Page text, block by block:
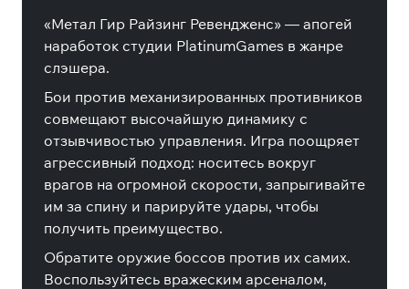
«Метал Гир Райзинг Ревендженс» — апогей
наработок студии PlatinumGames в жанре
слэшера.
Бои против механизированных противников
совмещают высочайшую динамику с
отзывчивостью управления. Игра поощряет
агрессивный подход: носитесь вокруг
врагов на огромной скорости, запрыгивайте
им за спину и парируйте удары, чтобы
получить преимущество.
Обратите оружие боссов против их самих.
Воспользуйтесь вражеским арсеналом,